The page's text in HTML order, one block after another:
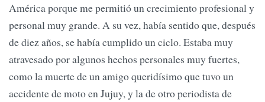
América porque me permitió un crecimiento profesional y
personal muy grande. A su vez, había sentido que, después
de diez años, se había cumplido un ciclo. Estaba muy
atravesado por algunos hechos personales muy fuertes,
como la muerte de un amigo queridísimo que tuvo un
accidente de moto en Jujuy, y la de otro periodista de